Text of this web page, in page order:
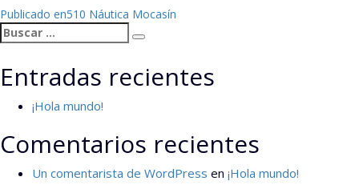
Navegación
de
entradas
Publicado en510 Náutica Mocasín
Buscar
por:
Buscar
Entradas recientes
¡Hola mundo!
Comentarios recientes
Un comentarista de WordPress en ¡Hola mundo!